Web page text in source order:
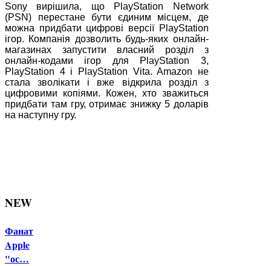
Sony вирішила, що PlayStation Network
(PSN) перестане бути єдиним місцем, де
можна придбати цифрові версії PlayStation
ігор. Компанія дозволить будь-яких онлайн-
магазинах запустити власний розділ з
онлайн-кодами ігор для PlayStation 3,
PlayStation 4 і PlayStation Vita. Amazon не
стала зволікати і вже відкрила розділ з
цифровими копіями. Кожен, хто зважиться
придбати там гру, отримає знижку 5 доларів
на наступну гру.
NEW
Фанат
Apple
"ос…